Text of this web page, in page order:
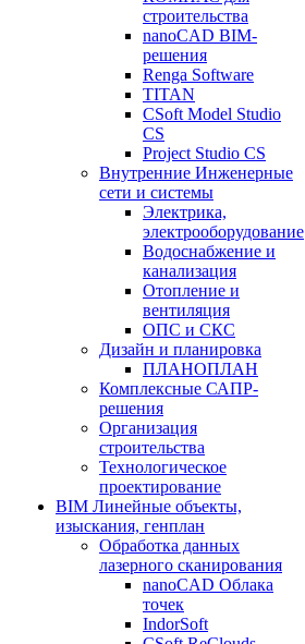
строительства
nanoCAD BIM-
решения
Renga Software
TITAN
CSoft Model Studio
CS
Project Studio CS
Внутренние Инженерные
сети и системы
Электрика,
электрооборудование
Водоснабжение и
канализация
Отопление и
вентиляция
ОПС и СКС
Дизайн и планировка
ПЛАНОПЛАН
Комплексные САПР-
решения
Организация
строительства
Технологическое
проектирование
BIM Линейные объекты,
изыскания, генплан
Обработка данных
лазерного сканирования
nanoCAD Облака
точек
IndorSoft